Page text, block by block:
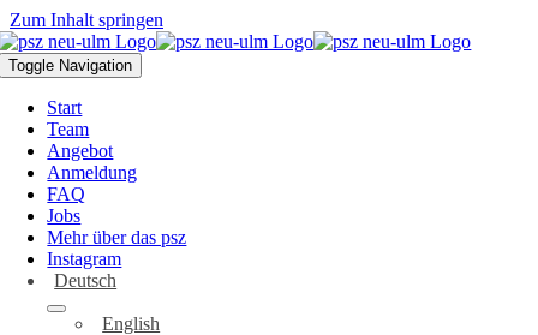
Zum Inhalt springen
Toggle Navigation
Start
Team
Angebot
Anmeldung
FAQ
Jobs
Mehr über das psz
Instagram
Deutsch
English